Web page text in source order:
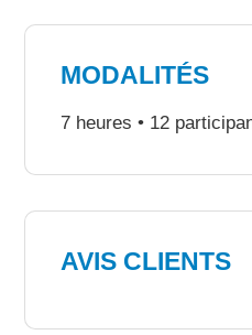
MODALITÉS
7 heures • 12
AVIS CLIENTS